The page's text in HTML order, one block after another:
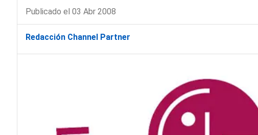
Publicado el 03 Abr 2008
Redacción Channel Partner